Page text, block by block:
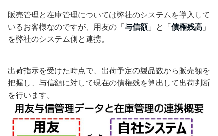
販売管理と在庫管理については弊社のシステムを導入して
いるお客様なのですが、用友の「与信額」と「債権残高 」
を弊社のシステム側と連携。
出荷指示を受けた時点で、出荷予定の製品数から販売額を
把握し、与信額に対して現在の債権残を算出して出荷判断
を行います。